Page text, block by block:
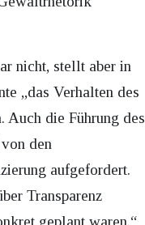
nicht, stellt aber in
„das Verhalten des
Auch die Führung des
den
aufgefordert.
Transparenz
geplant waren.“